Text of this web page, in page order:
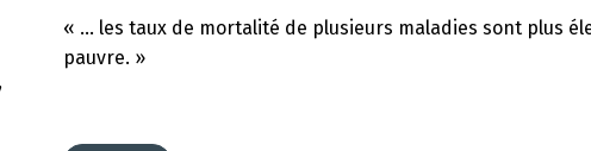
« … les taux de mortalité de plusieurs maladies sont plus
pauvre. »